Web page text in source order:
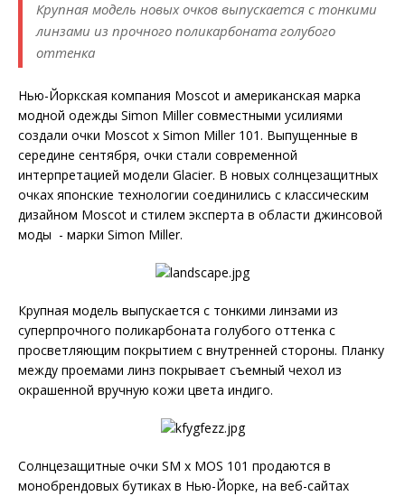
Крупная модель новых очков выпускается с тонкими
линзами из прочного поликарбоната голубого
оттенка
Нью-Йоркская компания Moscot и американская марка
модной одежды Simon Miller совместными усилиями
создали очки Moscot x Simon Miller 101. Выпущенные в
середине сентября, очки стали современной
интерпретацией модели Glacier. В новых солнцезащитных
очках японские технологии соединились с классическим
дизайном Moscot и стилем эксперта в области джинсовой
моды - марки Simon Miller.
Крупная модель выпускается с тонкими линзами из
суперпрочного поликарбоната голубого оттенка с
просветляющим покрытием с внутренней стороны. Планку
между проемами линз покрывает съемный чехол из
окрашенной вручную кожи цвета индиго.
Солнцезащитные очки SM x MOS 101 продаются в
монобрендовых бутиках в Нью-Йорке, на веб-сайтах